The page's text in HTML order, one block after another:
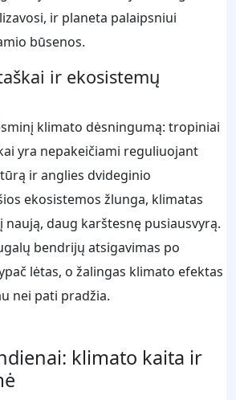
ir planeta palaipsniui
būsenos.
ir ekosistemų
klimato dėsningumą: tropiniai
yra nepakeičiami reguliuojant
ir anglies dvideginio
ekosistemos žlunga, klimatas
daug karštesnę pusiausvyrą.
bendrijų atsigavimas po
lėtas, o žalingas klimato efektas
nei pati pradžia.
klimato kaita ir